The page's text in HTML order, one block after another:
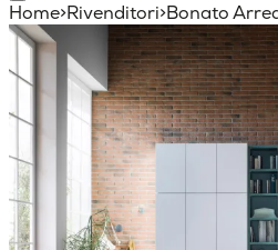
Home>Rivenditori>Bonato